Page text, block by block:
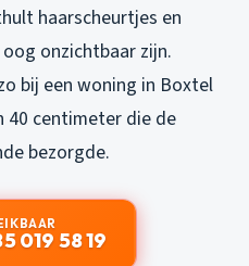
haarscheurtjes en
onzichtbaar zijn.
bij een woning in Boxtel
40 centimeter die de
bezorgde.
019 58 19